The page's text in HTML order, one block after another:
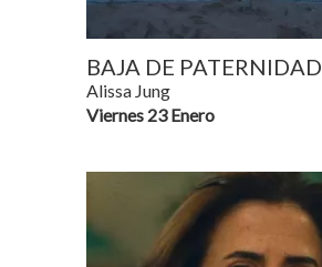
BAJA DE PATERNIDAD
Alissa Jung
Viernes 23 Enero